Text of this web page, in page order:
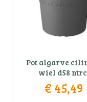
Pot algarve
wiel d58
€ 45,49